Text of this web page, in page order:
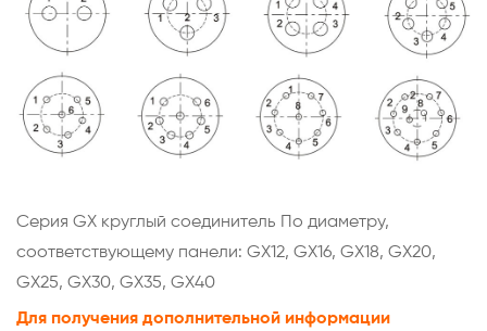
Серия GX круглый соединитель По диаметру,
соответствующему панели: GX12, GX16, GX18, GX20,
GX25, GX30, GX35, GX40
Для получения дополнительной информации